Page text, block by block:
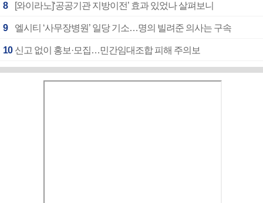
8 [와이라노]‘공공기관 지방이전’ 효과 있었나 살펴보니
9 엘시티 ‘사무장병원’ 일당 기소…명의 빌려준 의사는 구속
10 신고 없이 홍보·모집…민간임대조합 피해 주의보